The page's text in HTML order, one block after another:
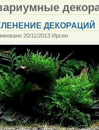
ДЕКОРАЦИЙ
20/11/2013 Ирсен